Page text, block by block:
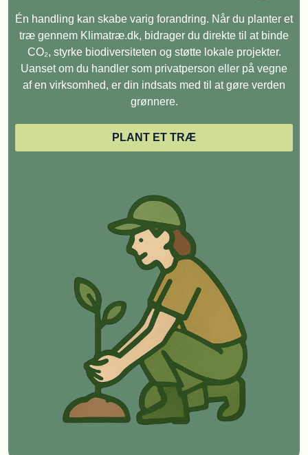
Én handling kan skabe varig forandring. Når du planter et
træ gennem Klimatræ.dk, bidrager du direkte til at binde
CO₂, styrke biodiversiteten og støtte lokale projekter.
Uanset om du handler som privatperson eller på vegne
af en virksomhed, er din indsats med til at gøre verden
grønnere.
PLANT ET TRÆ